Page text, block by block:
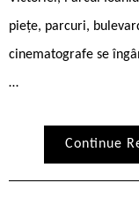
piețe, parcuri,
cinematografe se
…
Continue